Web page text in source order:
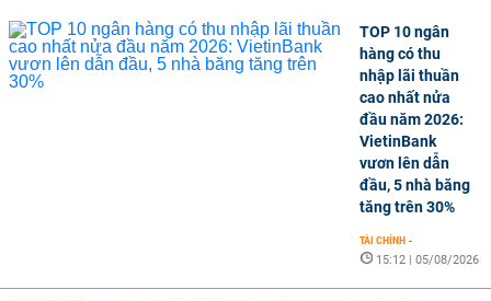
TOP 10 ngân
hàng có thu
nhập lãi thuần
cao nhất nửa
đầu năm 2026:
VietinBank
vươn lên dẫn
đầu, 5 nhà băng
tăng trên 30%
TÀI CHÍNH -
15:12 | 05/08/2026